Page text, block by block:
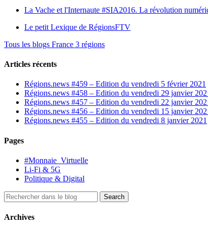
La Vache et l'Internaute #SIA2016. La révolution
Le petit Lexique de RégionsFTV
Tous les blogs France 3 régions
Articles récents
Régions.news #459 – Edition du vendredi 5 février 2021
Régions.news #458 – Edition du vendredi 29 janvier
Régions.news #457 – Edition du vendredi 22 janvier
Régions.news #456 – Edition du vendredi 15 janvier
Régions.news #455 – Edition du vendredi 8 janvier 2021
Pages
#Monnaie_Virtuelle
Li-Fi & 5G
Politique & Digital
Archives